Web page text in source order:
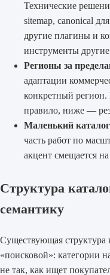
Технические
sitemap, canonical
другие плагины и
инструменты
Регионы за
адаптации
конкретный регион.
правило, ниже —
Маленький
часть работ по
акцент смещается
Структура
семантику
Существующая структура
«поисковой»: категории
не так, как ищет